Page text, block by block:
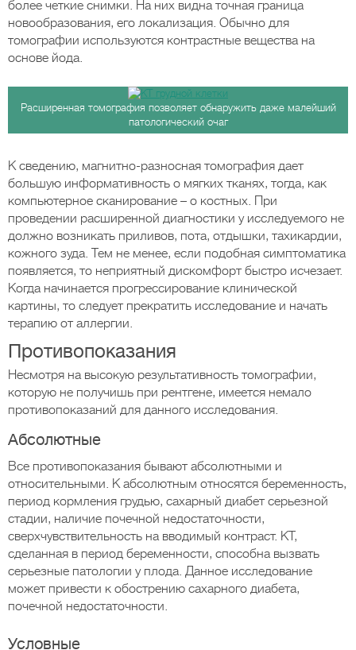
более четкие снимки. На них видна точная граница
новообразования, его локализация. Обычно для
томографии используются контрастные вещества на
основе йода.
Расширенная томография позволяет обнаружить даже малейший
патологический очаг
К сведению, магнитно-разносная томография дает
большую информативность о мягких тканях, тогда, как
компьютерное сканирование – о костных. При
проведении расширенной диагностики у исследуемого не
должно возникать приливов, пота, отдышки, тахикардии,
кожного зуда. Тем не менее, если подобная симптоматика
появляется, то неприятный дискомфорт быстро исчезает.
Когда начинается прогрессирование клинической
картины, то следует прекратить исследование и начать
терапию от аллергии.
Противопоказания
Несмотря на высокую результативность томографии,
которую не получишь при рентгене, имеется немало
противопоказаний для данного исследования.
Абсолютные
Все противопоказания бывают абсолютными и
относительными. К абсолютным относятся беременность,
период кормления грудью, сахарный диабет серьезной
стадии, наличие почечной недостаточности,
сверхчувствительность на вводимый контраст. КТ,
сделанная в период беременности, способна вызвать
серьезные патологии у плода. Данное исследование
может привести к обострению сахарного диабета,
почечной недостаточности.
Условные